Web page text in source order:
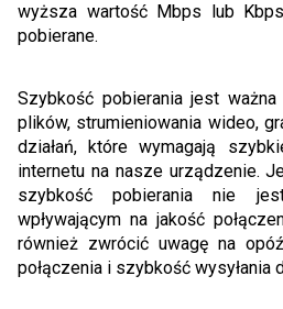
wyższa wartość Mbps lub
pobierane.
Szybkość pobierania jest
plików, strumieniowania wideo,
działań, które wymagają
internetu na nasze urządzenie.
szybkość pobierania nie
wpływającym na jakość
również zwrócić uwagę na
połączenia i szybkość wysyłania